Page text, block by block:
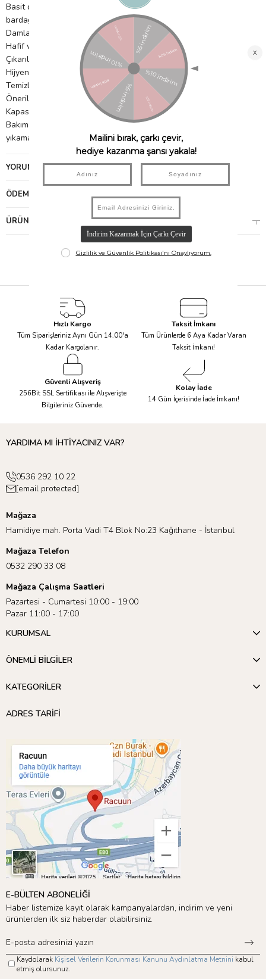
Basit dudak basıncı sistemi: sıvı sadece çocuk dudaklarını
bardağın kenarına bastırdığında akar
Damlama önleyici disk: sıvının dökülmesini önler
Hafif ve kırılmaz bardak
Çıkarılabilir kulplar: her çocuğa uyacak şekilde
Hijyenik kapak: taşıma sırasında suluğu korumak için
Temizlemesi kolay: Bardak kolayca sökülebilir
Önerilen kullanım yaşı: 12 ay+
Kapasite: 340 ml
Bakım: Elde yıkama veya hassas programda bulaşık makinesinde
yıkama önerilir
YORUMLAR(0)
ÖDEME SEÇENEKLERI
ÜRÜN ÖNERILERI
Hızlı Kargo
Tüm Siparişleriniz Aynı Gün 14.00'a
Kadar Kargolanır.
Taksit İmkanı
Tüm Ürünlerde 6 Aya Kadar Varan
Taksit İmkanı!
Güvenli Alışveriş
256Bit SSL Sertifikası ile Alışverişte
Bilgileriniz Güvende.
Kolay İade
14 Gün İçerisinde İade İmkanı!
YARDIMA MI İHTİYACINIZ VAR?
0536 292 10 22
[email protected]
Mağaza
Hamidiye mah. Porta Vadi T4 Blok No:23 Kağıthane - İstanbul
Mağaza Telefon
0532 290 33 08
Mağaza Çalışma Saatleri
Pazartesi - Cumartesi 10:00 - 19:00
Pazar 11:00 - 17:00
KURUMSAL
ÖNEMLİ BİLGİLER
KATEGORİLER
ADRES TARİFİ
E-BÜLTEN ABONELİĞİ
Haber listemize kayıt olarak kampanyalardan, indirim ve yeni
ürünlerden ilk siz haberdar olabilirsiniz.
Kaydolarak Kişisel Verilerin Korunması Kanunu Aydınlatma Metnini kabul
etmiş olursunuz.